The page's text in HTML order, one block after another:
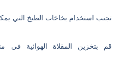
تجنب استخدام بخاخات الطبخ التي
قم بتخزين المقلاة الهوائية في